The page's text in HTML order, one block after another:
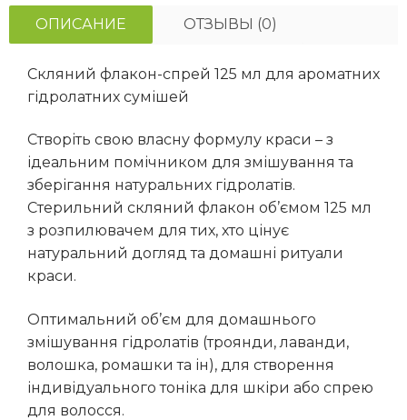
ОПИСАНИЕ ОТЗЫВЫ (0)
Скляний флакон-спрей 125 мл для ароматних
гідролатних сумішей
Створіть свою власну формулу краси – з
ідеальним помічником для змішування та
зберігання натуральних гідролатів.
Стерильний скляний флакон об’ємом 125 мл
з розпилювачем для тих, хто цінує
натуральний догляд та домашні ритуали
краси.
Оптимальний об’єм для домашнього
змішування гідролатів (троянди, лаванди,
волошка, ромашки та ін), для створення
індивідуального тоніка для шкіри або спрею
для волосся.